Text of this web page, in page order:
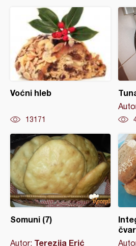
Voćni hleb
13171
Somuni (7)
Autor: Terezija Erić